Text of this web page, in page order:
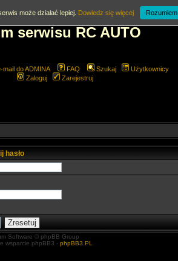
serwisu RC AUTO
do ADMINA FAQ Szukaj
Użytkownicy
Zaloguj
Zarejestruj
hasło
Software © phpBB Group
wsparcie phpBB3 - phpBB3.PL
może działać lepiej. Dowiedz się więcej Rozumiem